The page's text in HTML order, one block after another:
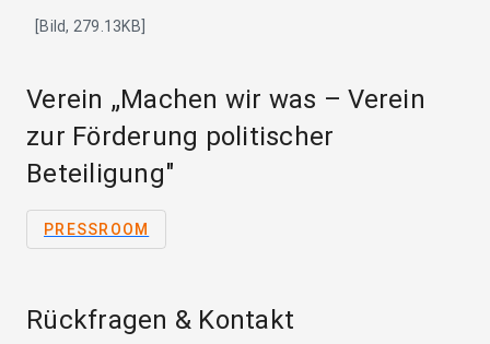
[Bild, 279.13KB]
Verein „Machen wir was – Verein
zur Förderung politischer
Beteiligung"
PRESSROOM
Rückfragen & Kontakt